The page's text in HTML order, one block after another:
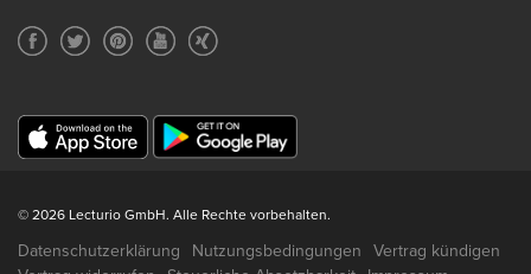
© 2026 Lecturio GmbH. Alle Rechte vorbehalten.
Datenschutzerklärung Nutzungsbedingungen
Vertrag kündigen